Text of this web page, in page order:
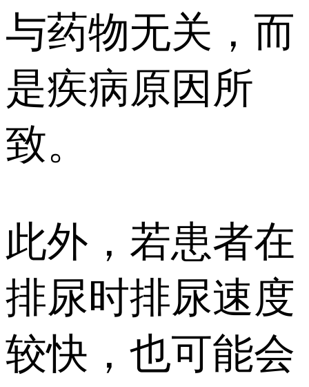
与药物无关，而
是疾病原因所
致。
此外，若患者在
排尿时排尿速度
较快，也可能会